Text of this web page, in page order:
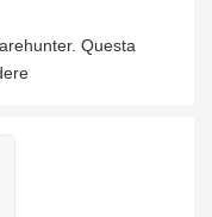
Questa